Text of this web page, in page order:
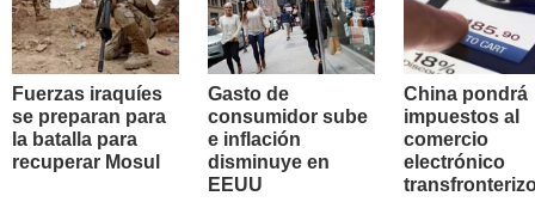
Fuerzas iraquíes
se preparan para
la batalla para
recuperar Mosul
Gasto de
consumidor sube
e inflación
disminuye en
EEUU
China pondrá
impuestos al
comercio
electrónico